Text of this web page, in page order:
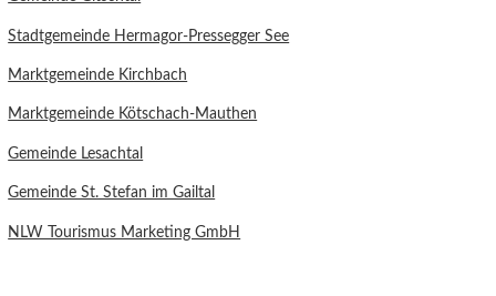
Stadtgemeinde Hermagor-Pressegger See
Marktgemeinde Kirchbach
Marktgemeinde Kötschach-Mauthen
Gemeinde Lesachtal
Gemeinde St. Stefan im Gailtal
NLW Tourismus Marketing GmbH